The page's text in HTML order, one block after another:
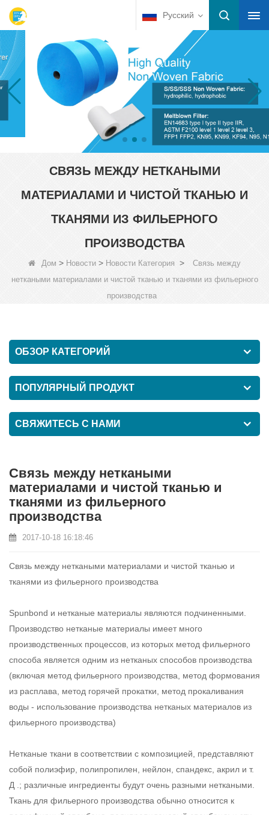
Русский
СВЯЗЬ МЕЖДУ НЕТКАНЫМИ
МАТЕРИАЛАМИ И ЧИСТОЙ ТКАНЬЮ И
ТКАНЯМИ ИЗ ФИЛЬЕРНОГО
ПРОИЗВОДСТВА
Дом > Новости > Новости Категория >
Связь между
неткаными материалами и чистой тканью и тканями из фильерного
производства
ОБЗОР КАТЕГОРИЙ
ПОПУЛЯРНЫЙ ПРОДУКТ
СВЯЖИТЕСЬ С НАМИ
Связь между неткаными
материалами и чистой тканью и
тканями из фильерного
производства
2017-10-18 16:18:46
Связь между неткаными материалами и чистой тканью и
тканями из фильерного производства
Spunbond и нетканые материалы являются подчиненными.
Производство нетканые материалы имеет много
производственных процессов, из которых метод фильерного
способа является одним из нетканых способов производства
(включая метод фильерного производства, метод формования
из расплава, метод горячей прокатки, метод прокаливания
воды - использование производства нетканых материалов из
фильерного производства)
Нетканые ткани в соответствии с композицией, представляют
собой полиэфир, полипропилен, нейлон, спандекс, акрил и т.
Д .; различные ингредиенты будут очень разными неткаными.
Ткань для фильерного производства обычно относится к